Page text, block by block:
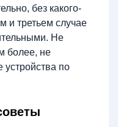
без какого-
и третьем случае
Не
более, не
устройства по